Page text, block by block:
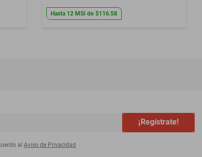
Hasta 12 MSI de $116.58
¡Regístrate!
al Aviso de Privacidad